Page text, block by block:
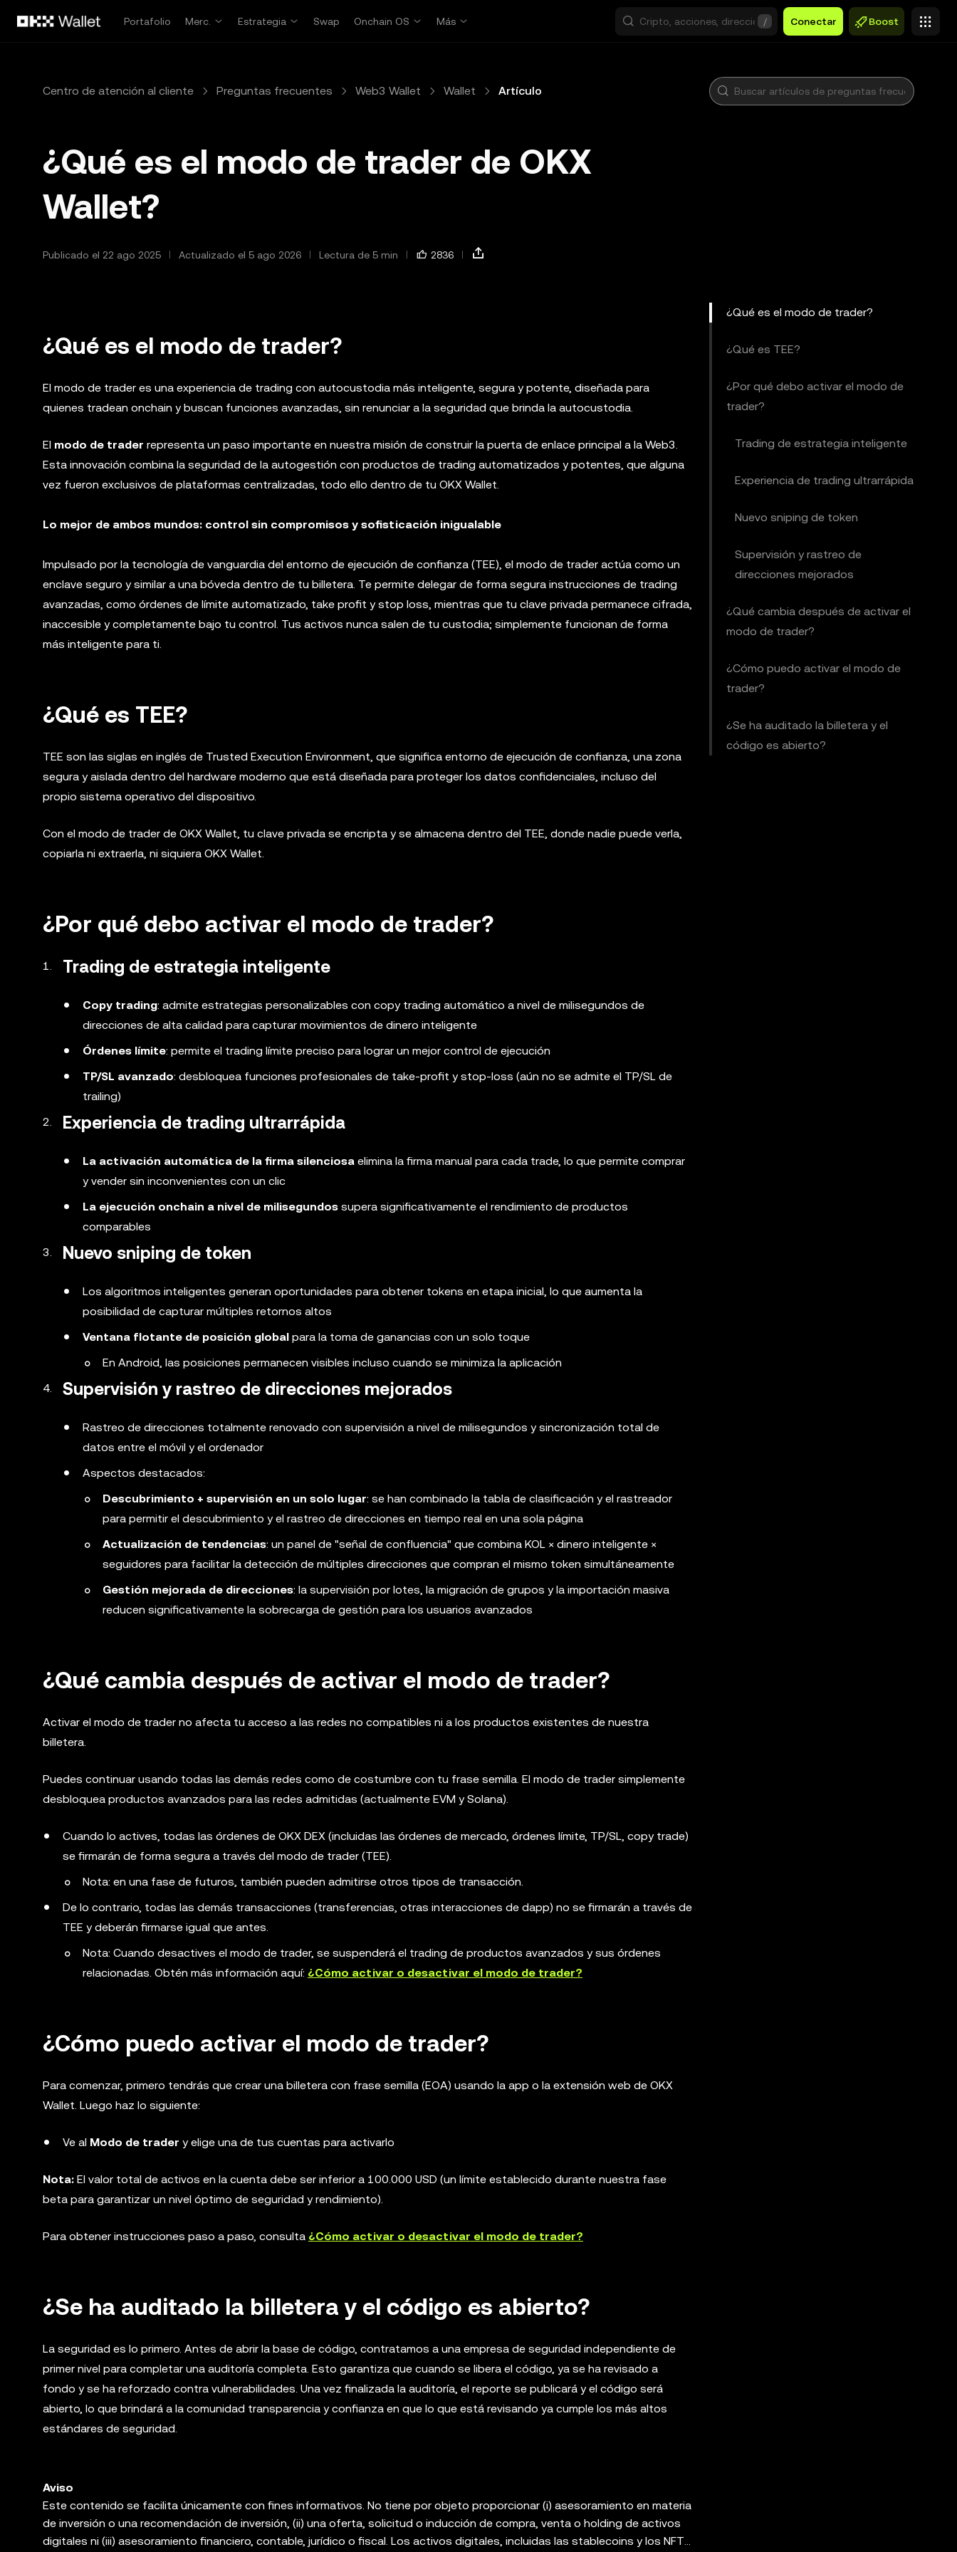
Portafolio
Merc. Estrategia Swap Onchain OS Más / Conectar Boost
Centro de atención al cliente Preguntas frecuentes Web3 Wallet Wallet Artículo
¿Qué es el modo de trader de OKX
Wallet?
Publicado el 22 ago 2025 Actualizado el 5 ago 2026 Lectura de 5 min 2836
¿Qué es el modo de trader?
El modo de trader es una experiencia de trading con autocustodia más inteligente, segura y potente, diseñada para
quienes tradean onchain y buscan funciones avanzadas, sin renunciar a la seguridad que brinda la autocustodia.
El modo de trader representa un paso importante en nuestra misión de construir la puerta de enlace principal a la Web3.
Esta innovación combina la seguridad de la autogestión con productos de trading automatizados y potentes, que alguna
vez fueron exclusivos de plataformas centralizadas, todo ello dentro de tu OKX Wallet.
Lo mejor de ambos mundos: control sin compromisos y sofisticación inigualable
Impulsado por la tecnología de vanguardia del entorno de ejecución de confianza (TEE), el modo de trader actúa como un
enclave seguro y similar a una bóveda dentro de tu billetera. Te permite delegar de forma segura instrucciones de trading
avanzadas, como órdenes de límite automatizado, take profit y stop loss, mientras que tu clave privada permanece cifrada,
inaccesible y completamente bajo tu control. Tus activos nunca salen de tu custodia; simplemente funcionan de forma
más inteligente para ti.
¿Qué es TEE?
TEE son las siglas en inglés de Trusted Execution Environment, que significa entorno de ejecución de confianza, una zona
segura y aislada dentro del hardware moderno que está diseñada para proteger los datos confidenciales, incluso del
propio sistema operativo del dispositivo.
Con el modo de trader de OKX Wallet, tu clave privada se encripta y se almacena dentro del TEE, donde nadie puede verla,
copiarla ni extraerla, ni siquiera OKX Wallet.
¿Por qué debo activar el modo de trader?
Trading de estrategia inteligente
Copy trading: admite estrategias personalizables con copy trading automático a nivel de milisegundos de
direcciones de alta calidad para capturar movimientos de dinero inteligente
Órdenes límite: permite el trading límite preciso para lograr un mejor control de ejecución
TP/SL avanzado: desbloquea funciones profesionales de take-profit y stop-loss (aún no se admite el TP/SL de
trailing)
Experiencia de trading ultrarrápida
La activación automática de la firma silenciosa elimina la firma manual para cada trade, lo que permite comprar
y vender sin inconvenientes con un clic
La ejecución onchain a nivel de milisegundos supera significativamente el rendimiento de productos
comparables
Nuevo sniping de token
Los algoritmos inteligentes generan oportunidades para obtener tokens en etapa inicial, lo que aumenta la
posibilidad de capturar múltiples retornos altos
Ventana flotante de posición global para la toma de ganancias con un solo toque
En Android, las posiciones permanecen visibles incluso cuando se minimiza la aplicación
Supervisión y rastreo de direcciones mejorados
Rastreo de direcciones totalmente renovado con supervisión a nivel de milisegundos y sincronización total de
datos entre el móvil y el ordenador
Aspectos destacados:
Descubrimiento + supervisión en un solo lugar: se han combinado la tabla de clasificación y el rastreador
para permitir el descubrimiento y el rastreo de direcciones en tiempo real en una sola página
Actualización de tendencias: un panel de "señal de confluencia" que combina KOL × dinero inteligente ×
seguidores para facilitar la detección de múltiples direcciones que compran el mismo token simultáneamente
Gestión mejorada de direcciones: la supervisión por lotes, la migración de grupos y la importación masiva
reducen significativamente la sobrecarga de gestión para los usuarios avanzados
¿Qué cambia después de activar el modo de trader?
Activar el modo de trader no afecta tu acceso a las redes no compatibles ni a los productos existentes de nuestra
billetera.
Puedes continuar usando todas las demás redes como de costumbre con tu frase semilla. El modo de trader simplemente
desbloquea productos avanzados para las redes admitidas (actualmente EVM y Solana).
Cuando lo actives, todas las órdenes de OKX DEX (incluidas las órdenes de mercado, órdenes límite, TP/SL, copy trade)
se firmarán de forma segura a través del modo de trader (TEE).
Nota: en una fase de futuros, también pueden admitirse otros tipos de transacción.
De lo contrario, todas las demás transacciones (transferencias, otras interacciones de dapp) no se firmarán a través de
TEE y deberán firmarse igual que antes.
Nota: Cuando desactives el modo de trader, se suspenderá el trading de productos avanzados y sus órdenes
relacionadas. Obtén más información aquí: ¿Cómo activar o desactivar el modo de trader?
¿Cómo puedo activar el modo de trader?
Para comenzar, primero tendrás que crear una billetera con frase semilla (EOA) usando la app o la extensión web de OKX
Wallet. Luego haz lo siguiente:
Ve al Modo de trader y elige una de tus cuentas para activarlo
Nota: El valor total de activos en la cuenta debe ser inferior a 100.000 USD (un límite establecido durante nuestra fase
beta para garantizar un nivel óptimo de seguridad y rendimiento).
Para obtener instrucciones paso a paso, consulta ¿Cómo activar o desactivar el modo de trader?
¿Se ha auditado la billetera y el código es abierto?
La seguridad es lo primero. Antes de abrir la base de código, contratamos a una empresa de seguridad independiente de
primer nivel para completar una auditoría completa. Esto garantiza que cuando se libera el código, ya se ha revisado a
fondo y se ha reforzado contra vulnerabilidades. Una vez finalizada la auditoría, el reporte se publicará y el código será
abierto, lo que brindará a la comunidad transparencia y confianza en que lo que está revisando ya cumple los más altos
estándares de seguridad.
Aviso
Este contenido se facilita únicamente con fines informativos. No tiene por objeto proporcionar (i) asesoramiento en materia
de inversión o una recomendación de inversión, (ii) una oferta, solicitud o inducción de compra, venta o holding de activos
digitales ni (iii) asesoramiento financiero, contable, jurídico o fiscal. Los activos digitales, incluidas las stablecoins y los NFT,
¿Qué es el modo de trader?
¿Qué es TEE?
¿Por qué debo activar el modo de
trader?
Trading de estrategia inteligente
Experiencia de trading ultrarrápida
Nuevo sniping de token
Supervisión y rastreo de
direcciones mejorados
¿Qué cambia después de activar el
modo de trader?
¿Cómo puedo activar el modo de
trader?
¿Se ha auditado la billetera y el
código es abierto?